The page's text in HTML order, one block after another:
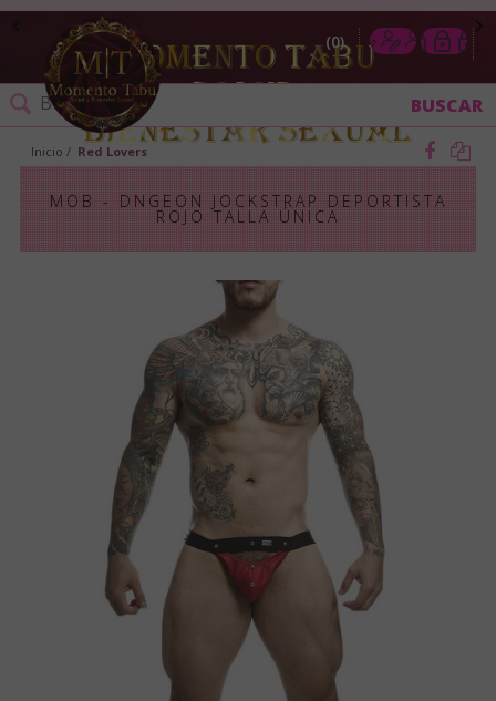
0
Inicio Red Lovers
MOB - DNGEON JOCKSTRAP DEPORTISTA
ROJO TALLA ÚNICA